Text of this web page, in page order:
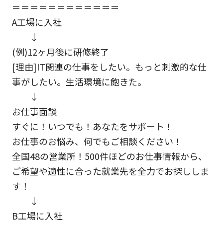
＝＝＝＝＝＝＝＝＝＝＝＝
A工場に入社
↓
(例)12ヶ月後に研修終了
[理由]IT関連の仕事をしたい。もっと刺激的な仕
事がしたい。生活環境に飽きた。
↓
お仕事面談
すぐに！いつでも！あなたをサポート！
お仕事のお悩み、何でもご相談ください！
全国48の営業所！500件ほどのお仕事情報から、
ご希望や適性に合った就業先を全力でお探ししま
す！
↓
B工場に入社